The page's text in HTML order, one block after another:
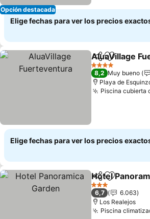
Opción destacada
Elige fechas para ver los precios
Compartir
Agregar
AluaVillage
4 Estrellas
8,2 Muy bueno
Playa de
Piscina cubierta
Elige fechas para ver los precios
Compartir
Agregar
Hotel
3 Estrellas
6,7
6.063
Los Realejos
Piscina